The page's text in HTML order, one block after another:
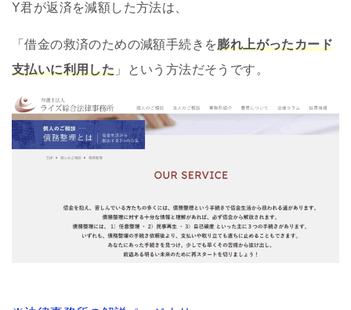
Y君が返済を減額した方法は、
「借金の救済のための減額手続きを膨れ上がったカード
支払いに利用した 」という方法だそうです。